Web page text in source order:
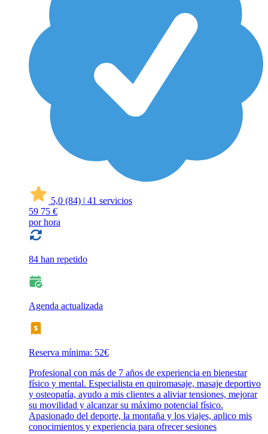
5,0 (84) | 41 servicios
59 75 €
por hora
84 han repetido
Agenda actualizada
Reserva mínima: 52€
Profesional con más de 7 años de experiencia en bienestar
físico y mental. Especialista en quiromasaje, masaje deportivo
y osteopatía, ayudo a mis clientes a aliviar tensiones, mejorar
su movilidad y alcanzar su máximo potencial físico.
Apasionado del deporte, la montaña y los viajes, aplico mis
conocimientos y experiencia para ofrecer sesiones